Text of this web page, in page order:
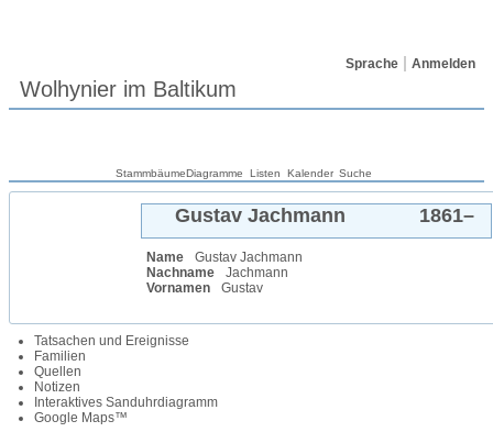
Sprache Anmelden
Wolhynier im Baltikum
StammbäumeDiagramme Listen Kalender Suche
Gustav Jachmann 1861–
Name Gustav Jachmann
Nachname
Jachmann
Vornamen
Gustav
Tatsachen und Ereignisse
Familien
Quellen
Notizen
Interaktives Sanduhrdiagramm
Google Maps™